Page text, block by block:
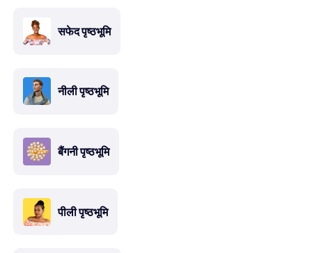
सफेद पृष्ठभूमि
नीली पृष्ठभूमि
बैंगनी पृष्ठभूमि
पीली पृष्ठभूमि